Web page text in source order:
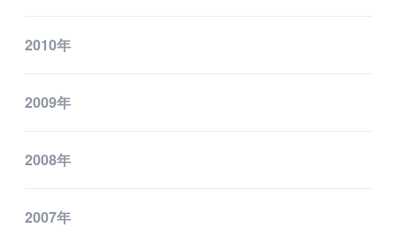
2010年
2009年
2008年
2007年